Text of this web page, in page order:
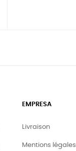
EMPRESA
Livraison
Mentions légales